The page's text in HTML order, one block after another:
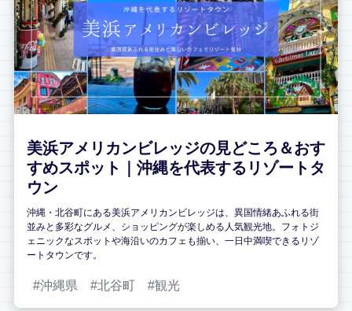
美浜アメリカンビレッジの見どころ＆おす
すめスポット｜沖縄を代表するリゾートタ
ウン
沖縄・北谷町にある美浜アメリカンビレッジは、異国情緒あふれる街
並みと多彩なグルメ、ショッピングが楽しめる人気観光地。フォトジ
ェニックなスポットや海沿いのカフェも揃い、一日中満喫できるリゾ
ートタウンです。
沖縄県 北谷町 観光